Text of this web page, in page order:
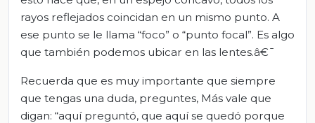
rayos reflejados coincidan en un mismo punto. A
ese punto se le llama “foco” o “punto focal”. Es algo
que también podemos ubicar en las lentes.â€¯
Recuerda que es muy importante que siempre
que tengas una duda, preguntes, Más vale que
digan: “aquí preguntó, que aquí se quedó porque